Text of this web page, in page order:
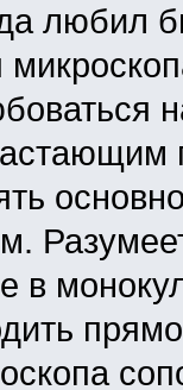
любил
в